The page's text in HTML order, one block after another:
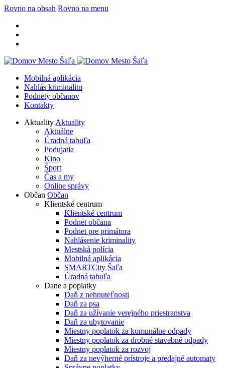
Rovno na obsah Rovno na menu
Mobilná aplikácia
Nahlás kriminalitu
Podnety občanov
Kontakty
Aktuality Aktuality
Aktuálne
Úradná tabuľa
Podujatia
Kino
Šport
Čas a my
Online správy
Občan Občan
Klientské centrum
Klientské centrum
Podnet občana
Podnet pre primátora
Nahlásenie kriminality
Mestská polícia
Mobilná aplikácia
SMARTCity Šaľa
Úradná tabuľa
Dane a poplatky
Daň z nehnuteľnosti
Daň za psa
Daň za užívanie verejného priestranstva
Daň za ubytovanie
Miestny poplatok za komunálne odpady
Miestny poplatok za drobné stavebné odpady
Miestny poplatok za rozvoj
Daň za nevýherné prístroje a predajné automaty